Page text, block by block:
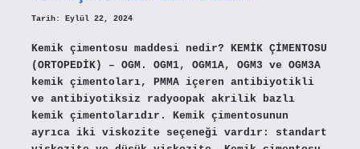
Tarih: Eylül 22, 2024
Kemik çimentosu maddesi nedir? KEMİK ÇİMENTOSU
(ORTOPEDİK) – OGM. OGM1, OGM1A, OGM3 ve OGM3A
kemik çimentoları, PMMA içeren antibiyotikli
ve antibiyotiksiz radyoopak akrilik bazlı
kemik çimentolarıdır. Kemik çimentosunun
ayrıca iki viskozite seçeneği vardır: standart